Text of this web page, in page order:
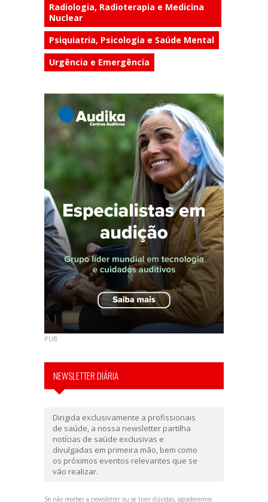
Radiologia, Radioterapia e Medicina
Nuclear
Psiquiatria, Psicologia e Saúde Mental
Urgência e Emergência
PUB
NEWSLETTER DIÁRIA
Dirigida exclusivamente a profissionais
de saúde, a nossa newsletter partilha
notícias de saúde exclusivas e
divulgadas em primeira mão, bem como
os próximos eventos relevantes que se
vão realizar.
Se não receber a newsletter ou se tiver dúvidas, agradecemos